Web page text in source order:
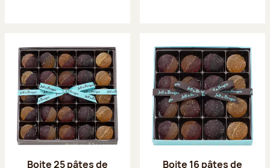
Boite 25 pâtes de Boite 16 pâtes de